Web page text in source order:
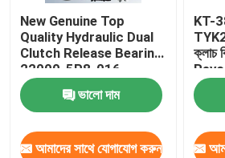
New Genuine Top
Quality Hydraulic Dual
Clutch Release Bearing
22000-5P8-016
22000-5P8-036 for
Honda ভেজেল ক্লাচ কিট
220005P8036
ভালো দাম
আমাদের সাথে যোগাযোগ করুন
KT-
ক্লাচ